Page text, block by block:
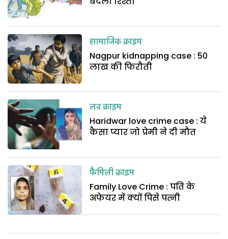
सामाजिक क्राइम
Nagpur kidnapping case : 50
लाख की फिरौती
लव क्राइम
Haridwar love crime case : ये
कैसा प्यार जो प्रेमी ने दी मौत
फैमिली क्राइम
Family Love Crime : पति के
अफेयर में क्यों पिसे पत्नी